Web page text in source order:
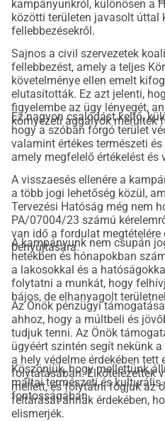
több ezer lakos és látogató
Kövess minket a Facebookon,
információkat kapj erről a
kampányunkról, különösen a
közötti területen javasolt úttal
fellebbezésekről.
Sajnos a civil szervezetek
fellebbezést, amely a teljes
követelménye ellen emelt
elutasították. Ez azt jelenti,
figyelembe az ügy lényegét,
környezeti aggályok merültek
Ez nagyon csalódást keltő,
hogy a szóban forgó terület
valamint értékes természeti
amely megfelelő értékelést és
A visszaesés ellenére a
a több jogi lehetőség közül,
Tervezési Hatóság még nem
PA/07004/23 számú
van idő a fordulat megtételére
benyújtására.
A kampányunk nem csupán
hetekben és hónapokban
a lakosokkal és a
folytatni a munkát, hogy
bájos, de elhanyagolt
Az Önök pénzügyi
ahhoz, hogy a múltbeli és
tudjuk tenni. Az Önök
ügyéért szintén segít nekünk
a hely védelme érdekében tett
folytatásában. Elkötelezettek
mellett, és folytatni fogjuk az
feltárását annak érdekében,
elismerjék.
Köszönjük, hogy mellettünk
máltai természeti és kulturális
fontosságában.